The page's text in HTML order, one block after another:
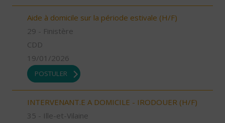
Aide à domicile sur la période estivale (H/F)
29 - Finistère
CDD
19/01/2026
POSTULER
INTERVENANT.E A DOMICILE - IRODOUER (H/F)
35 - Ille-et-Vilaine